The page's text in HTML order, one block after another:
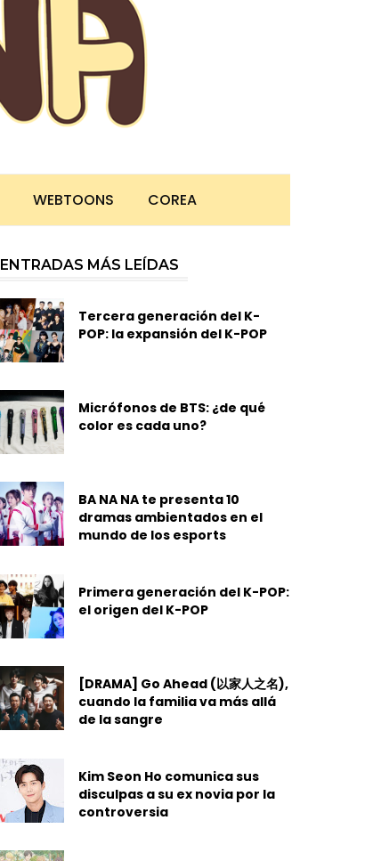
WEBTOONS COREA
ENTRADAS MÁS LEÍDAS
Tercera generación del K-
POP: la expansión del K-POP
Micrófonos de BTS: ¿de qué
color es cada uno?
BA NA NA te presenta 10
dramas ambientados en el
mundo de los esports
Primera generación del K-POP:
el origen del K-POP
[DRAMA] Go Ahead (以家人之名),
cuando la familia va más allá
de la sangre
Kim Seon Ho comunica sus
disculpas a su ex novia por la
controversia